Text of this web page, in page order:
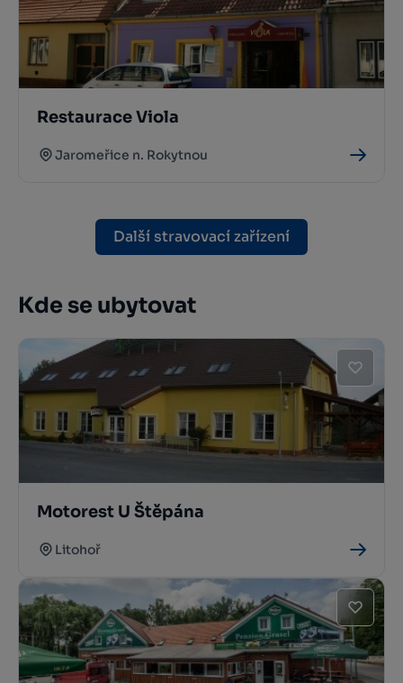
Restaurace Viola
Jaromeřice n. Rokytnou
Další stravovací zařízení
Kde se ubytovat
Motorest U Štěpána
Litohoř